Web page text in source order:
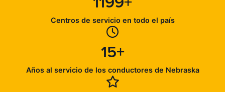
Centros de servicio en todo el país
15+
Años al servicio de los conductores de Nebraska